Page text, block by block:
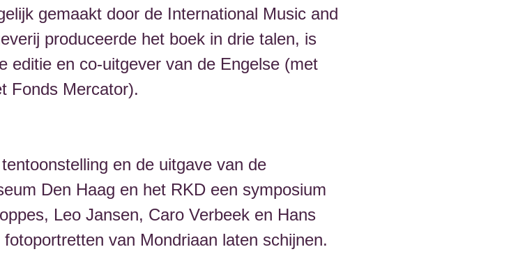
gemaakt door de International Music and
produceerde het boek in drie talen, is
editie en co-uitgever van de Engelse (met
Fonds Mercator).
en de uitgave van de
Den Haag en het RKD een symposium
Leo Jansen, Caro Verbeek en Hans
van Mondriaan laten schijnen.